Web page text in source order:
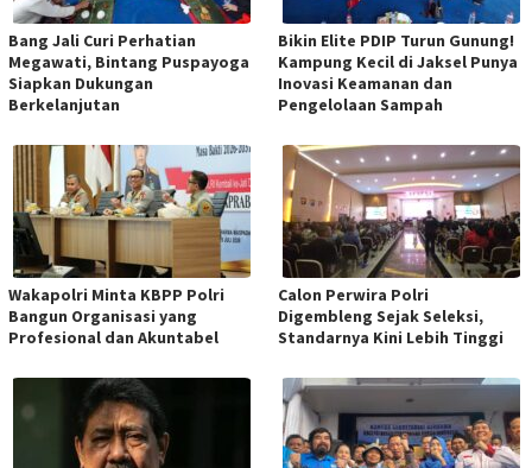
Bang Jali Curi Perhatian
Megawati, Bintang Puspayoga
Siapkan Dukungan
Berkelanjutan
Bikin Elite PDIP Turun Gunung!
Kampung Kecil di Jaksel Punya
Inovasi Keamanan dan
Pengelolaan Sampah
Wakapolri Minta KBPP Polri
Bangun Organisasi yang
Profesional dan Akuntabel
Calon Perwira Polri
Digembleng Sejak Seleksi,
Standarnya Kini Lebih Tinggi